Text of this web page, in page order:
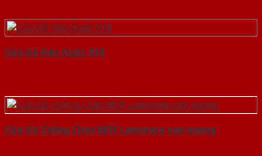
Cửa Gỗ Hàn Quốc 018
Cửa Gỗ Chống Cháy MDF Laminate van ngang